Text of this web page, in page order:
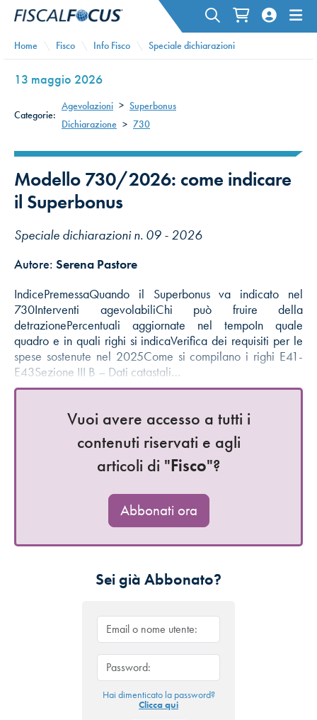
Home Fisco Info Fisco Speciale dichiarazioni
13 maggio 2026
Categorie:
Agevolazioni > Superbonus
Dichiarazione > 730
Modello 730/2026: come indicare
il Superbonus
Speciale dichiarazioni n. 09 - 2026
Autore: Serena Pastore
IndicePremessaQuando il Superbonus va indicato nel
730Interventi agevolabiliChi può fruire della
detrazionePercentuali aggiornate nel tempoIn quale
quadro e in quali righi si indicaVerifica dei requisiti per le
spese sostenute nel 2025Come si compilano i righi E41-
E43Sezione III B – Dati catastali…
Vuoi avere accesso a tutti i
contenuti riservati e agli
articoli di "Fisco"?
Abbonati ora
Sei già Abbonato?
Hai dimenticato la password?
Clicca qui